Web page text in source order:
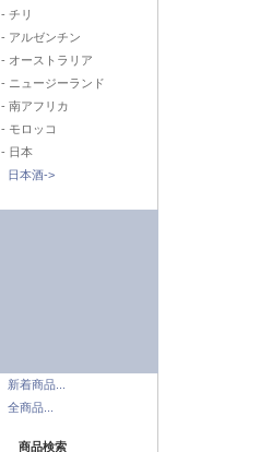
- チリ
- アルゼンチン
- オーストラリア
- ニュージーランド
- 南アフリカ
- モロッコ
- 日本
日本酒->
新着商品...
全商品...
商品検索